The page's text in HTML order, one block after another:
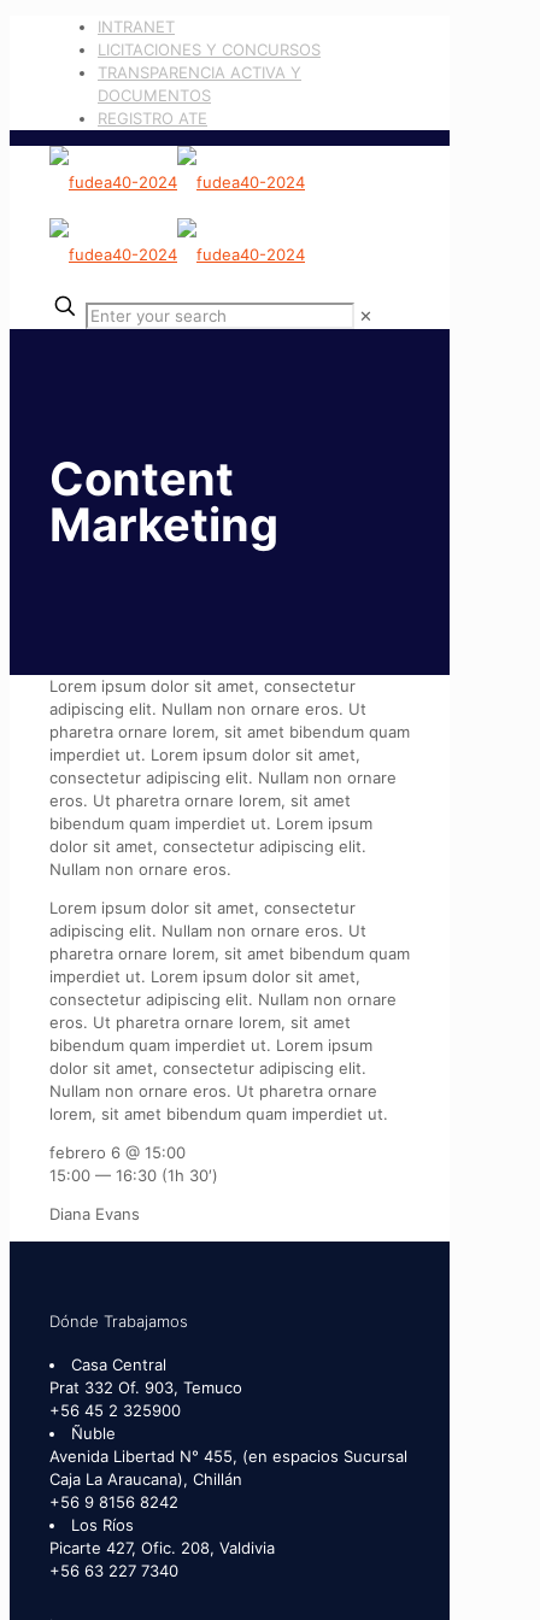
INTRANET
LICITACIONES Y CONCURSOS
TRANSPARENCIA ACTIVA Y
DOCUMENTOS
REGISTRO ATE
✕
Content
Marketing
Lorem ipsum dolor sit amet, consectetur
adipiscing elit. Nullam non ornare eros. Ut
pharetra ornare lorem, sit amet bibendum quam
imperdiet ut. Lorem ipsum dolor sit amet,
consectetur adipiscing elit. Nullam non ornare
eros. Ut pharetra ornare lorem, sit amet
bibendum quam imperdiet ut. Lorem ipsum
dolor sit amet, consectetur adipiscing elit.
Nullam non ornare eros.
Lorem ipsum dolor sit amet, consectetur
adipiscing elit. Nullam non ornare eros. Ut
pharetra ornare lorem, sit amet bibendum quam
imperdiet ut. Lorem ipsum dolor sit amet,
consectetur adipiscing elit. Nullam non ornare
eros. Ut pharetra ornare lorem, sit amet
bibendum quam imperdiet ut. Lorem ipsum
dolor sit amet, consectetur adipiscing elit.
Nullam non ornare eros. Ut pharetra ornare
lorem, sit amet bibendum quam imperdiet ut.
febrero 6 @ 15:00
15:00 — 16:30 (1h 30′)
Diana Evans
Dónde Trabajamos
Casa Central
Prat 332 Of. 903, Temuco
+56 45 2 325900
Ñuble
Avenida Libertad N° 455, (en espacios Sucursal
Caja La Araucana), Chillán
+56 9 8156 8242
Los Ríos
Picarte 427, Ofic. 208, Valdivia
+56 63 227 7340
.